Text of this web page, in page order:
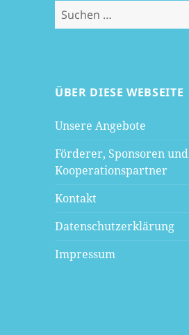
Suchen
nach:
ÜBER DIESE WEBSEITE
Unsere Angebote
Förderer, Sponsoren und
Kooperationspartner
Kontakt
Datenschutzerklärung
Impressum